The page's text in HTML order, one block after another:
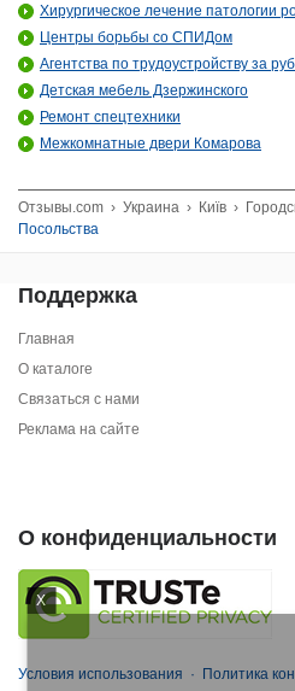
X
Хирургическое лечение патологии
Центры борьбы со СПИДом
Агентства по трудоустройству за
Детская мебель Дзержинского
Ремонт спецтехники
Межкомнатные двери Комарова
Отзывы.com › Украина › Київ ›
Посольства
Поддержка
Главная
О каталоге
Связаться с нами
Реклама на сайте
О конфиденциальности
Условия использования · Политика